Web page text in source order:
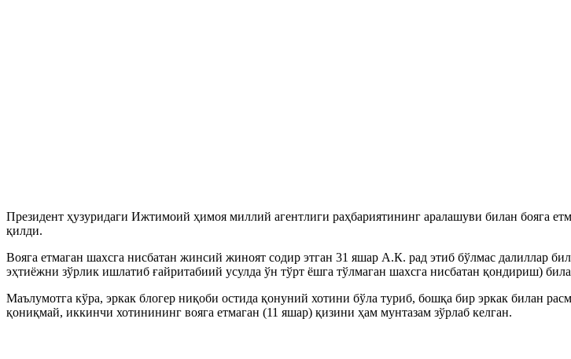
Президент ҳузуридаги Ижтимоий ҳимоя миллий агентлиги раҳбариятининг аралашуви билан бояга
қилди.
Вояга етмаган шахсга нисбатан жинсий жиноят содир этган 31 яшар А.К. рад этиб бўлмас далиллар
эҳтиёжни зўрлик ишлатиб ғайритабиий усулда ўн тўрт ёшга тўлмаган шахсга нисбатан қондириш)
Маълумотга кўра, эркак блогер ниқоби остида қонуний хотини бўла туриб, бошқа бир эркак билан
қониқмай, иккинчи хотинининг вояга етмаган (11 яшар) қизини ҳам мунтазам зўрлаб келган.